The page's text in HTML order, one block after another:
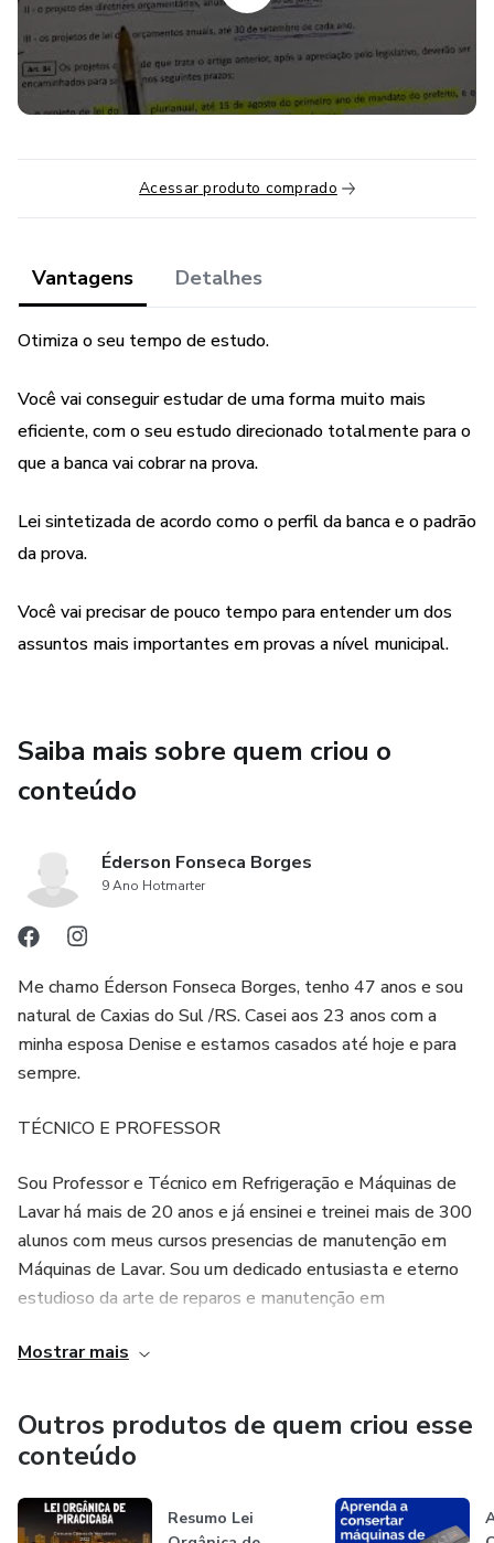
Acessar produto comprado
Vantagens Detalhes
Otimiza o seu tempo de estudo.
Você vai conseguir estudar de uma forma muito mais
eficiente, com o seu estudo direcionado totalmente para o
que a banca vai cobrar na prova.
Lei sintetizada de acordo como o perfil da banca e o padrão
da prova.
Você vai precisar de pouco tempo para entender um dos
assuntos mais importantes em provas a nível municipal.
Saiba mais sobre quem criou o
conteúdo
Éderson Fonseca Borges
9 Ano Hotmarter
Me chamo Éderson Fonseca Borges, tenho 47 anos e sou
natural de Caxias do Sul /RS. Casei aos 23 anos com a
minha esposa Denise e estamos casados até hoje e para
sempre.
TÉCNICO E PROFESSOR
Sou Professor e Técnico em Refrigeração e Máquinas de
Lavar há mais de 20 anos e já ensinei e treinei mais de 300
alunos com meus cursos presencias de manutenção em
Máquinas de Lavar. Sou um dedicado entusiasta e eterno
estudioso da arte de reparos e manutenção em
Há mais ou menos dez anos comecei a estudar para
concursos e durante um bom tempo percebia muita
dificuldade para conseguir uma boa colocação. Eu não
conseguia compreender porque quanto mais eu estudava e
Mostrar mais
Outros produtos de quem criou esse
conteúdo
Resumo Lei